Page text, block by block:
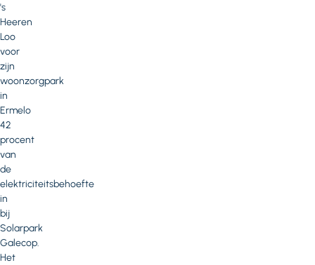
's
Heeren
Loo
voor
zijn
woonzorgpark
in
Ermelo
42
procent
van
de
elektriciteitsbehoefte
in
bij
Solarpark
Galecop.
Het